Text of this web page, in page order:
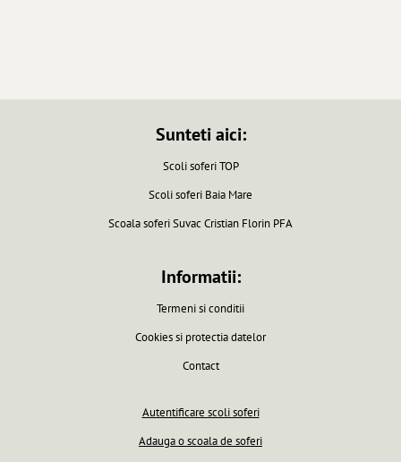
Sunteti aici:
Scoli soferi TOP
Scoli soferi Baia Mare
Scoala soferi Suvac Cristian Florin PFA
Informatii:
Termeni si conditii
Cookies si protectia datelor
Contact
Autentificare scoli soferi
Adauga o scoala de soferi